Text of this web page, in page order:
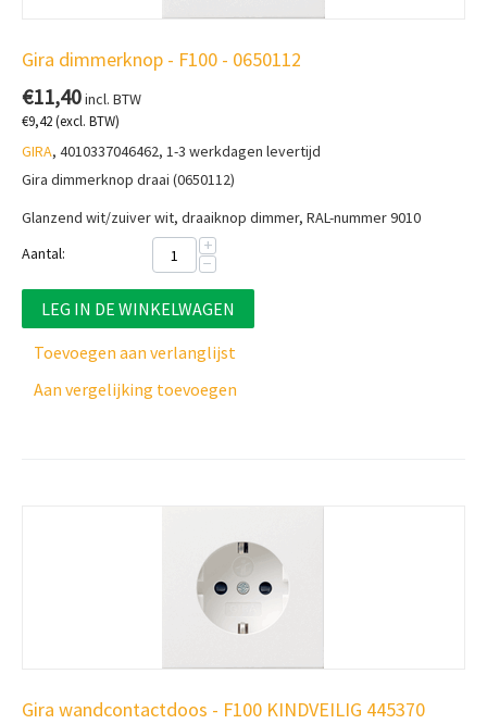
Gira dimmerknop - F100 - 0650112
€11,40incl. BTW
€9,42(excl. BTW)
GIRA, 4010337046462, 1-3 werkdagen levertijd
Gira dimmerknop draai (0650112)
Glanzend wit/zuiver wit, draaiknop dimmer, RAL-nummer 9010
Aantal:
+
−
LEG IN DE WINKELWAGEN
Toevoegen aan verlanglijst
Aan vergelijking toevoegen
Gira wandcontactdoos - F100 KINDVEILIG 445370